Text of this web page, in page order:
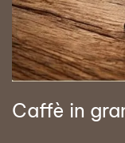
Caffè in